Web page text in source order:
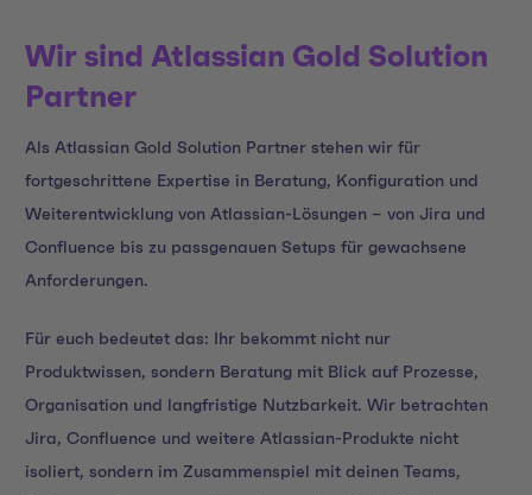
Wir sind Atlassian Gold Solution
Partner
Als Atlassian Gold Solution Partner stehen wir für
fortgeschrittene Expertise in Beratung, Konfiguration und
Weiterentwicklung von Atlassian-Lösungen – von Jira und
Confluence bis zu passgenauen Setups für gewachsene
Anforderungen.
Für euch bedeutet das: Ihr bekommt nicht nur
Produktwissen, sondern Beratung mit Blick auf Prozesse,
Organisation und langfristige Nutzbarkeit. Wir betrachten
Jira, Confluence und weitere Atlassian-Produkte nicht
isoliert, sondern im Zusammenspiel mit deinen Teams,